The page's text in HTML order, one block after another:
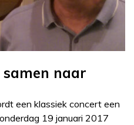
naar
een klassiek concert een
19 januari 2017